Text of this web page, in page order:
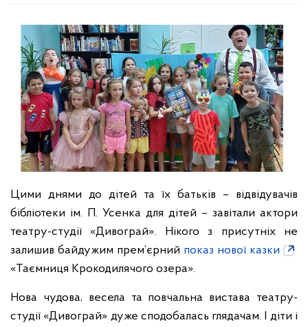
Цими днями до дітей та їх батьків – відвідувачів
бібліотеки ім. П. Усенка для дітей – завітали актори
театру-студії «Дивограй». Нікого з присутніх не
залишив байдужим прем’єрний показ нової казки
«Таємниця Крокодилячого озера».
Нова чудова, весела та повчальна вистава театру-
студії «Дивограй» дуже сподобалась глядачам. І діти і